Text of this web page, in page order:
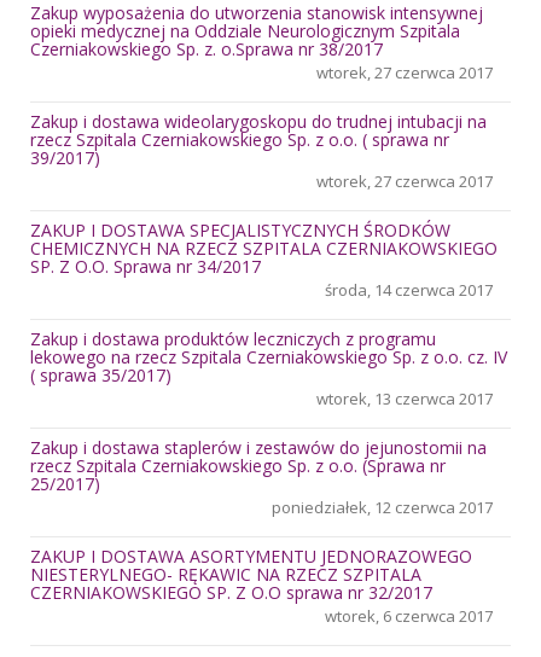
Zakup wyposażenia do utworzenia stanowisk intensywnej
opieki medycznej na Oddziale Neurologicznym Szpitala
Czerniakowskiego Sp. z. o.Sprawa nr 38/2017
wtorek, 27 czerwca 2017
Zakup i dostawa wideolarygoskopu do trudnej intubacji na
rzecz Szpitala Czerniakowskiego Sp. z o.o. ( sprawa nr
39/2017)
wtorek, 27 czerwca 2017
ZAKUP I DOSTAWA SPECJALISTYCZNYCH ŚRODKÓW
CHEMICZNYCH NA RZECZ SZPITALA CZERNIAKOWSKIEGO
SP. Z O.O. Sprawa nr 34/2017
środa, 14 czerwca 2017
Zakup i dostawa produktów leczniczych z programu
lekowego na rzecz Szpitala Czerniakowskiego Sp. z o.o. cz. IV
( sprawa 35/2017)
wtorek, 13 czerwca 2017
Zakup i dostawa staplerów i zestawów do jejunostomii na
rzecz Szpitala Czerniakowskiego Sp. z o.o. (Sprawa nr
25/2017)
poniedziałek, 12 czerwca 2017
ZAKUP I DOSTAWA ASORTYMENTU JEDNORAZOWEGO
NIESTERYLNEGO- RĘKAWIC NA RZECZ SZPITALA
CZERNIAKOWSKIEGO SP. Z O.O sprawa nr 32/2017
wtorek, 6 czerwca 2017